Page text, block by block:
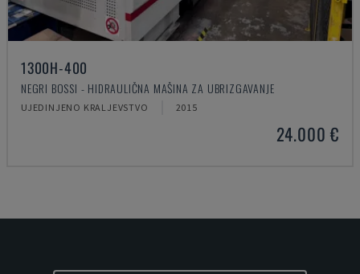
1300H-400
NEGRI BOSSI - HIDRAULIČNA MAŠINA ZA UBRIZGAVANJE
UJEDINJENO KRALJEVSTVO 2015
24.000 €